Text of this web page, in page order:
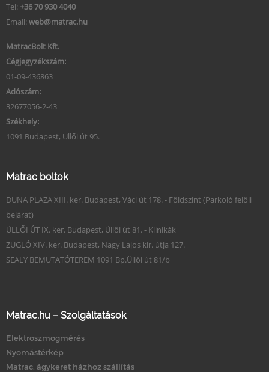
Tel: +36 70 930 4040
Email: web@matrac.hu
MatracBolt Kft.
Cégjegyzékszám:
01-09-436863
Adószám:
32677056-2-43
Székhely:
1091 Budapest, Üllői út 95.
Matrac boltok
DUNA PLAZA XIII. ker. Budapest, Váci út 178. - Földszint (Parkoló felőli
bejárat)
ÜLLŐI ÚT IX. ker. Budapest, Üllői út 81. - Klinikák
ZUGLÓ XIV. ker. Budapest, Nagy Lajos kir. útja 127.
SEALY BEMUTATÓTEREM 1091 Bp.Üllői út 81/b
Matrac.hu – Szolgáltatások
Elektroszmogmérés
Nyomástérkép
Matrac, ágykeret házhoz szállítás